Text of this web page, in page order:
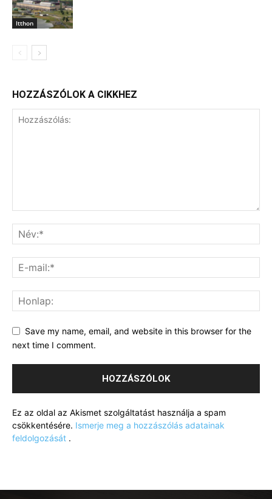
Itthon
HOZZÁSZÓLOK A CIKKHEZ
Save my name, email, and website in this browser for the
next time I comment.
Ez az oldal az Akismet szolgáltatást használja a spam
csökkentésére. Ismerje meg a hozzászólás adatainak
feldolgozását .